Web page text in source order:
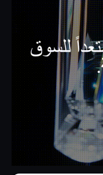
بونص 100% على
الايداع